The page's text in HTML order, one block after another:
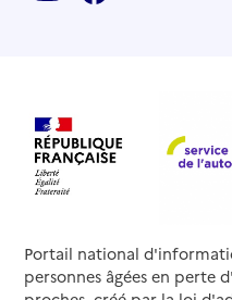
Portail national
personnes âgées en perte